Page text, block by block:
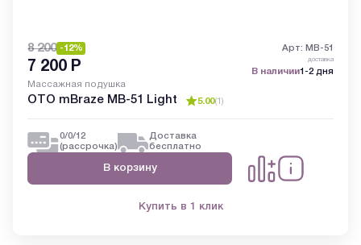
8 200 -12% Арт: MB-51
7 200 Р доставка
В наличии1-2 дня
Массажная подушка
OTO mBraze MB-51 Light 5.00(1)
0/0/12
(рассрочка)
Доставка
бесплатно
В корзину
Купить в 1 клик